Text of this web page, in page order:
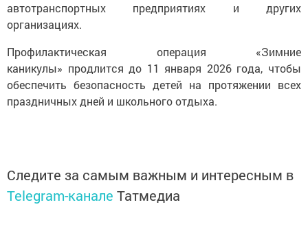
автотранспортных предприятиях и других
организациях.
Профилактическая операция «Зимние
каникулы» продлится до 11 января 2026 года, чтобы
обеспечить безопасность детей на протяжении всех
праздничных дней и школьного отдыха.
Следите за самым важным и интересным в
Telegram-канале Татмедиа